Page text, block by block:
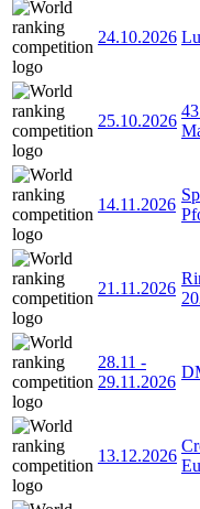
24.10.2026
25.10.2026
14.11.2026
21.11.2026
28.11 -
29.11.2026
13.12.2026